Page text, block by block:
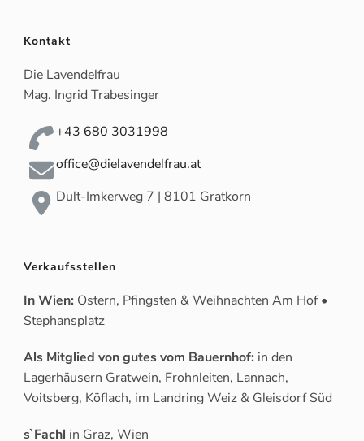
Kontakt
Die Lavendelfrau
Mag. Ingrid Trabesinger
+43 680 3031998
office@dielavendelfrau.at
Dult-Imkerweg 7 | 8101 Gratkorn
Verkaufsstellen
In Wien: Ostern, Pfingsten & Weihnachten Am Hof •
Stephansplatz
Als Mitglied von gutes vom Bauernhof: in den
Lagerhäusern Gratwein, Frohnleiten, Lannach,
Voitsberg, Köflach, im Landring Weiz & Gleisdorf Süd
s`Fachl in Graz, Wien